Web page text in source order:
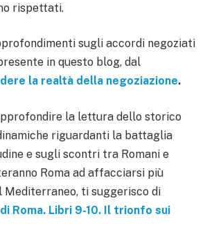
rispettati.
sugli accordi negoziati
in questo blog, dal
la realtà della negoziazione.
la lettura dello storico
riguardanti la battaglia
e sugli scontri tra Romani e
Roma ad affacciarsi più
Mediterraneo, ti suggerisco di
Roma. Libri 9-10. Il trionfo sui